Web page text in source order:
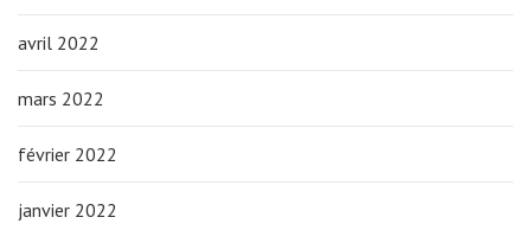
avril 2022
mars 2022
février 2022
janvier 2022